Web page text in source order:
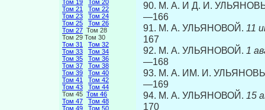
Том 19
Том 20
Том 21
Том 22
Том 23
Том 24
Том 25
Том 26
Том 27 Том 28
Том 29 Том 30
Том 31
Том 32
Том 33
Том 34
Том 35
Том 36
Том 37
Том 38
Том 39
Том 40
Том 41
Том 42
Том 43
Том 44
Том 45 Том 46
Том 47
Том 48
Том 49
Том 50
90. М. А. И Д. И.
—166
91. М. А. УЛЬЯНОВОЙ. 11
167
92. М. А. УЛЬЯНОВОЙ. 1
—168
93. М. А. ИМ. И.
—169
94. М. А. УЛЬЯНОВОЙ. 15
170